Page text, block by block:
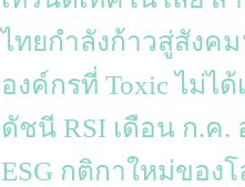
ไทยกำลังก้าวสู่สังคม
องค์กรที่ Toxic ไม่ไ
ดัชนี RSI เดือน ก.ค.
ESG กติกาใหม่ของ